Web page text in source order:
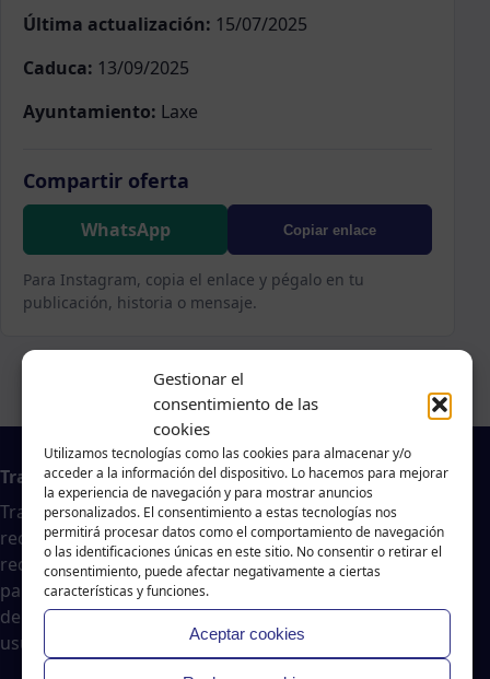
Gestionar el
consentimiento de las
cookies
Utilizamos tecnologías como las cookies para almacenar y/o
acceder a la información del dispositivo. Lo hacemos para mejorar
la experiencia de navegación y para mostrar anuncios
personalizados. El consentimiento a estas tecnologías nos
permitirá procesar datos como el comportamiento de navegación
o las identificaciones únicas en este sitio. No consentir o retirar el
consentimiento, puede afectar negativamente a ciertas
características y funciones.
Aceptar cookies
Última actualización: 15/07/2025
Caduca: 13/09/2025
Ayuntamiento: Laxe
Compartir oferta
WhatsApp Copiar enlace
Para Instagram, copia el enlace y pégalo en tu
publicación, historia o mensaje.
Trabajo en A Coruña
Traballar na costa es un agregador de noticias
recopiladas de páginas webs, portales de trabajo y
redes sociales, publicadas por empresas o
particulares, no nos responsabilizamos de la veracidad
del contenido ni de la oferta de trabajo publicada. Los
usuarios deberán valorar la veracidad de dicha oferta.